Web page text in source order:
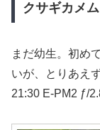
クサギカメ
まだ幼生。初め
いが、とりあえ
21:30 E-PM2 ƒ/